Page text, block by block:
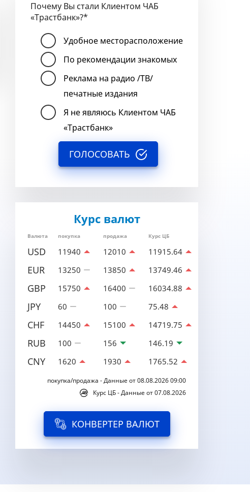
Почему Вы стали Клиентом ЧАБ
«Трастбанк»?*
Удобное месторасположение
По рекомендации знакомых
Реклама на радио /ТВ/
печатные издания
Я не являюсь Клиентом ЧАБ
«Трастбанк»
ГОЛОСОВАТЬ
Курс валют
Валюта покупка продажа Курс ЦБ
USD 11940 12010 11915.64
EUR 13250 13850 13749.46
GBP 15750 16400 16034.88
JPY 60 100 75.48
CHF 14450 15100 14719.75
RUB 100 156 146.19
CNY 1620 1930 1765.52
покупка/продажа - Данные от 08.08.2026 09:00
Курс ЦБ - Данные от 07.08.2026
КОНВЕРТЕР ВАЛЮТ